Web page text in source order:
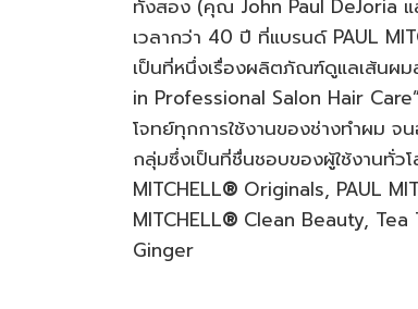
ทั้งสอง (คุณ John Paul DeJoria
เวลากว่า 40 ปี ที่แบรนด์ PAUL
เป็นที่หนึ่งเรื่องผลิตภัณฑ์ดูแลเส้นผ
in Professional Salon Hair
โจทย์ทุกการใช้งานของช่างทำผม จ
กลุ่มซึ่งเป็นที่ชื่นชอบของผู้ใช้งานทั่วโ
MITCHELL® Originals, PAUL
MITCHELL® Clean Beauty,
Ginger